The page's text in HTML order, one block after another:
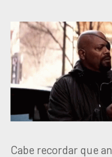
Cabe recordar que